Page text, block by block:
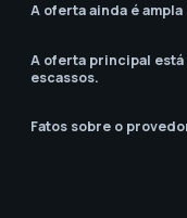
A oferta ainda é
A oferta principal está
escassos.
Fatos sobre o